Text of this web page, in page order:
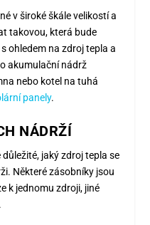
v široké škále velikostí a
takovou, která bude
ohledem na zdroj tepla a
akumulační nádrž
nebo kotel na tuhá
panely.
NÁDRŽÍ
jaký zdroj tepla se
Některé zásobníky jsou
k jednomu zdroji, jiné